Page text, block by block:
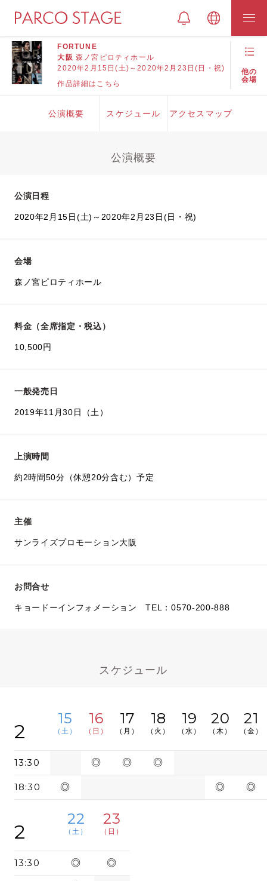
FORTUNE
大阪 森ノ宮ピロティホール
2020年2月15日(土)～2020年2月23日(日・祝)
作品詳細はこちら
他の
会場
公演概要 スケジュール アクセスマップ
公演概要
公演日程
2020年2月15日(土)～2020年2月23日(日・祝)
会場
森ノ宮ピロティホール
料金（全席指定・税込）
10,500円
一般発売日
2019年11月30日（土）
上演時間
約2時間50分（休憩20分含む）予定
主催
サンライズプロモーション大阪
お問合せ
キョードーインフォメーション TEL：0570-200-888
スケジュール
2
15
（土）
16
（日）
17
（月）
18
（火）
19
（水）
20
（木）
21
（金）
13:30 ◎ ◎ ◎
18:30 ◎ ◎ ◎
2
22
（土）
23
（日）
13:30 ◎ ◎